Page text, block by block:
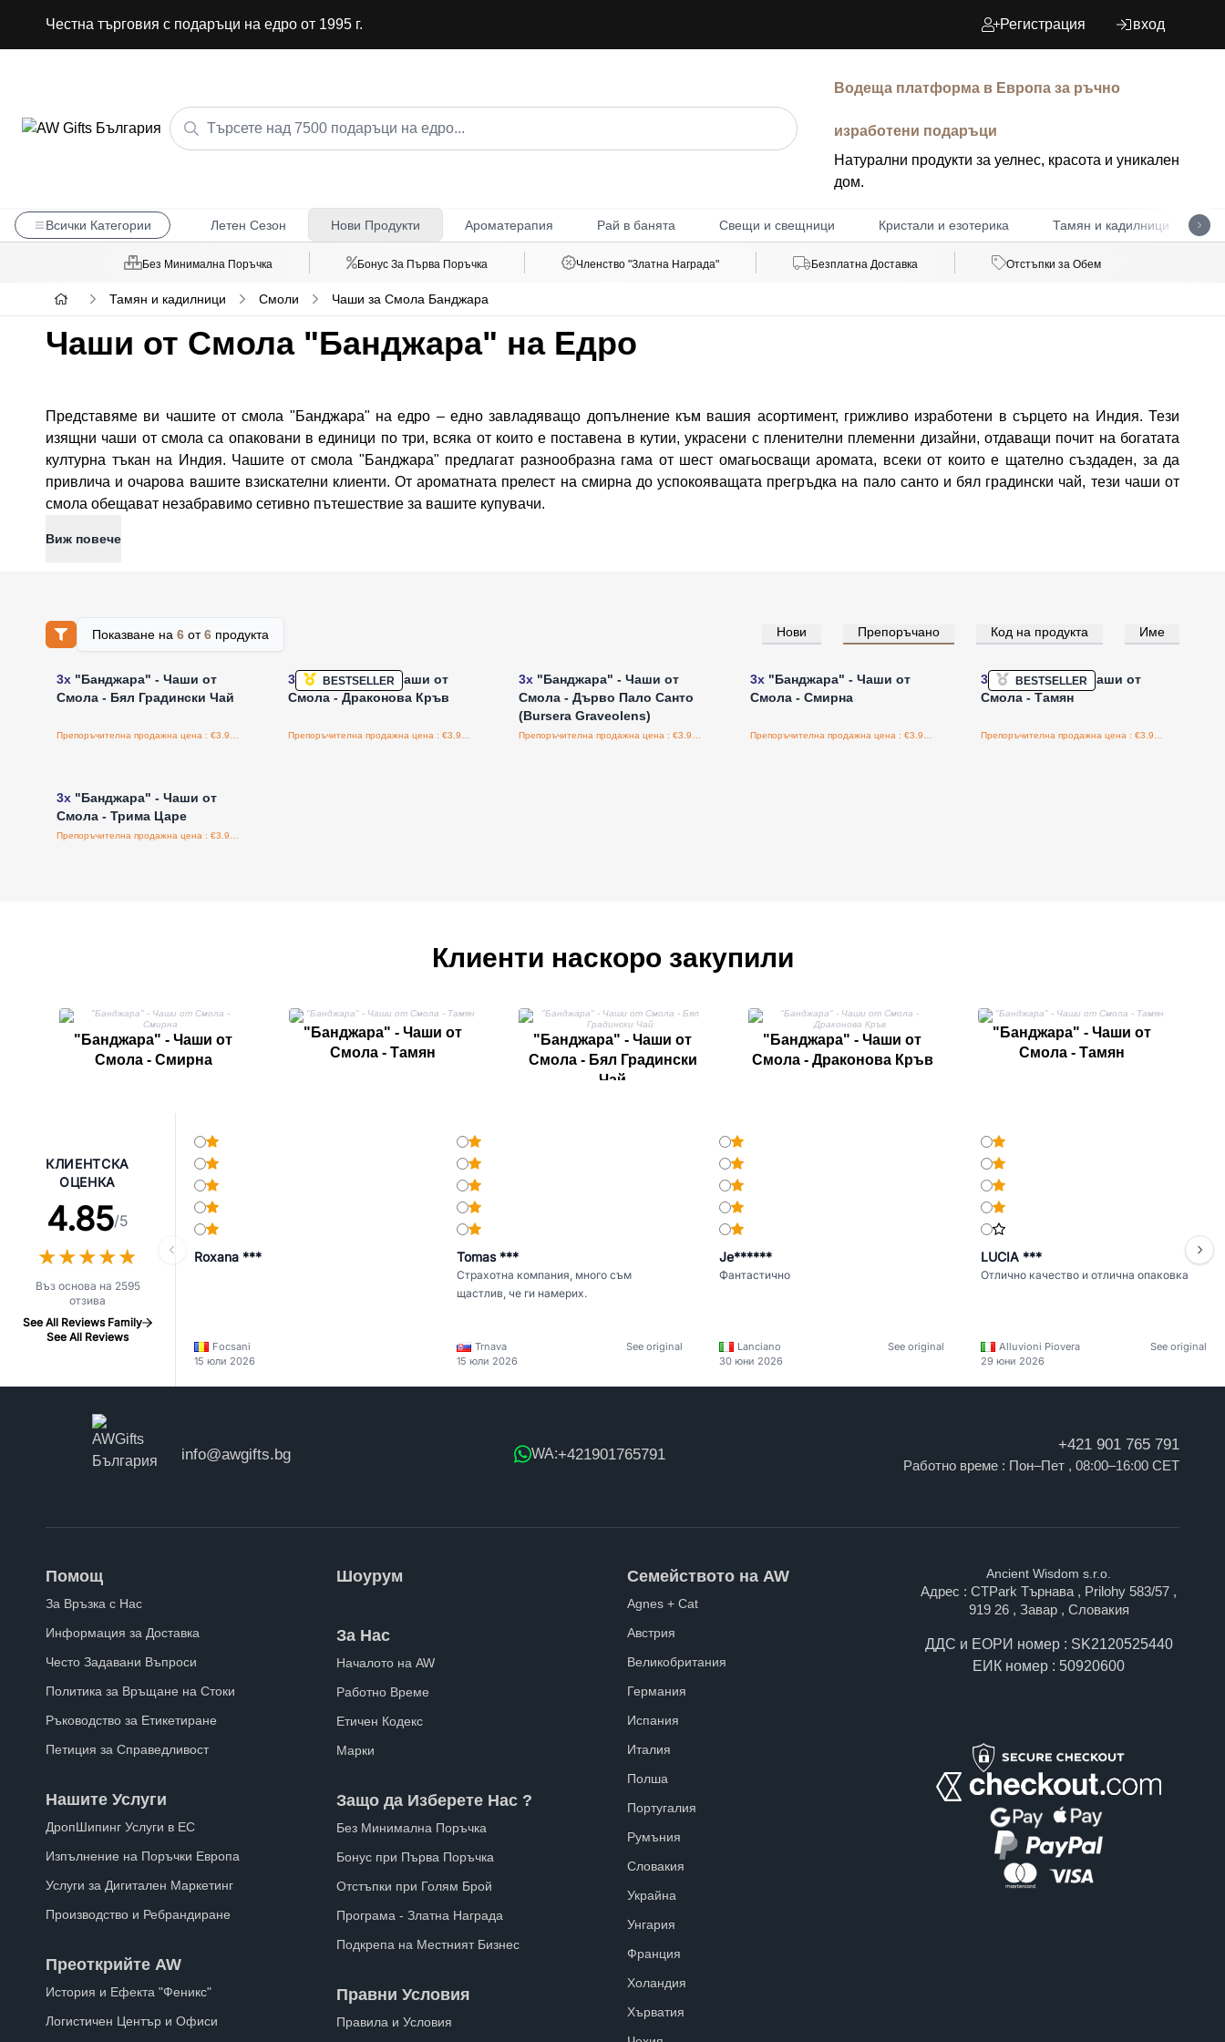
Честна търговия с подаръци на едро от 1995 г. Регистрация вход
Водеща платформа в Европа за ръчно
изработени подаръци
Натурални продукти за уелнес, красота и уникален
дом.
Всички Категории Летен Сезон Нови Продукти Ароматерапия Рай в банята Свещи и свещници Кристали и езотерика Тамян и кадилници
Без Минимална Поръчка Бонус За Първа Поръчка Членство "Златна Награда" Безплатна Доставка Отстъпки за Обем
Тамян и кадилници Смоли Чаши за Смола Банджара
Чаши от Смола "Банджара" на Едро
Представяме ви чашите от смола "Банджара" на едро – едно завладяващо допълнение към вашия асортимент, грижливо изработени в сърцето на Индия. Тези
изящни чаши от смола са опаковани в единици по три, всяка от които е поставена в кутии, украсени с пленителни племенни дизайни, отдаващи почит на богатата
културна тъкан на Индия. Чашите от смола "Банджара" предлагат разнообразна гама от шест омагьосващи аромата, всеки от които е щателно създаден, за да
привлича и очарова вашите взискателни клиенти. От ароматната прелест на смирна до успокояващата прегръдка на пало санто и бял градински чай, тези чаши от
смола обещават незабравимо сетивно пътешествие за вашите купувачи.
Виж повече
Показване на 6от6продукта Нови Препоръчано Код на продукта Име
Влезте за цени на едро
3x "Банджара" - Чаши от
Смола - Бял Градински Чай
BESTSELLER
3x "Банджара" - Чаши от
Смола - Драконова Кръв
3x "Банджара" - Чаши от
Смола - Дърво Пало Санто
(Bursera Graveolens)
Влезте за цени на едро
3x"Банджара" - Чаши от
Смола - Смирна
BESTSELLER
Влезте за цени на едро
3x
"Банджара" - Чаши от
Смола - Тамян
3x "Банджара" - Чаши от
Смола - Трима Царе
Клиенти наскоро закупили
"Банджара" - Чаши от
Смола - Смирна
"Банджара" - Чаши от
Смола - Тамян
"Банджара" - Чаши от
Смола - Бял Градински
Чай
"Банджара" - Чаши от
Смола - Драконова Кръв
"Банджара" - Чаши от
Смола - Тамян
КЛИЕНТСКА
ОЦЕНКА
4.85/5
★★★★★
★★★★★
Въз основа на 2595
отзива
See All Reviews Family
See All Reviews
Roxana ***
Focsani
15 юли 2026
Tomas ***
Страхотна компания, много съм
щастлив, че ги намерих.
Trnava
See original
15 юли 2026
Je******
Фантастично
Lanciano
See original
30 юни 2026
LUCIA ***
Отлично качество и отлична опаковка
Alluvioni Piovera
See original
29 юни 2026
info@awgifts.bg WA:+421901765791
+421 901 765 791
Работно време : Пон–Пет , 08:00–16:00 CET
Помощ
За Връзка с Нас
Информация за Доставка
Често Задавани Въпроси
Политика за Връщане на Стоки
Ръководство за Етикетиране
Петиция за Справедливост
Нашите Услуги
ДропШипинг Услуги в ЕС
Изпълнение на Поръчки Европа
Услуги за Дигитален Маркетинг
Производство и Ребрандиране
Преоткрийте AW
История и Ефекта "Феникс"
Логистичен Център и Офиси
Шоурум
За Нас
Началото на AW
Работно Време
Етичен Кодекс
Марки
Защо да Изберете Нас ?
Без Минимална Поръчка
Бонус при Първа Поръчка
Отстъпки при Голям Брой
Програма - Златна Награда
Подкрепа на Местният Бизнес
Правни Условия
Правила и Условия
Семейството на AW
Agnes + Cat
Австрия
Великобритания
Германия
Испания
Италия
Полша
Португалия
Румъния
Словакия
Украйна
Унгария
Франция
Холандия
Хърватия
Ancient Wisdom s.r.o.
Адрес : CTPark Търнава , Prilohy 583/57 ,
919 26 , Завар , Словакия
ДДС и ЕОРИ номер : SK2120525440
ЕИК номер : 50920600